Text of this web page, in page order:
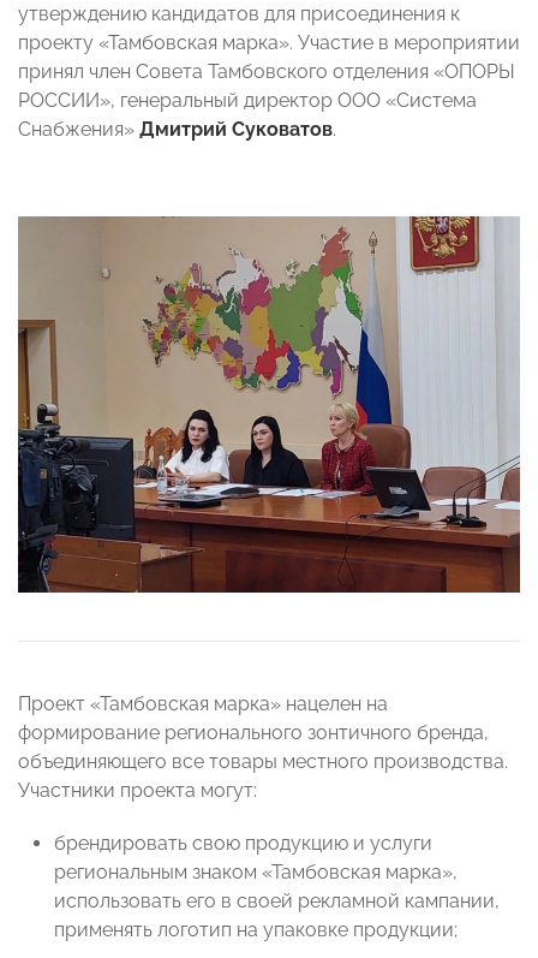
утверждению кандидатов для присоединения к
проекту «Тамбовская марка». Участие в мероприятии
принял член Совета Тамбовского отделения «ОПОРЫ
РОССИИ», генеральный директор ООО «Система
Снабжения» Дмитрий Суковатов.
Проект «Тамбовская марка» нацелен на
формирование регионального зонтичного бренда,
объединяющего все товары местного производства.
Участники проекта могут:
брендировать свою продукцию и услуги
региональным знаком «Тамбовская марка»,
использовать его в своей рекламной кампании,
применять логотип на упаковке продукции;